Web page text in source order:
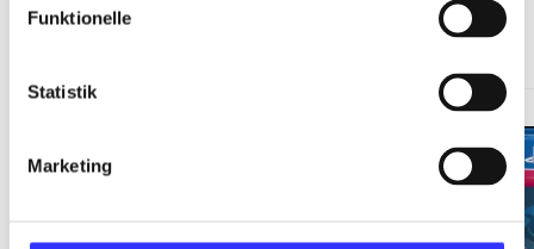
Funktionelle
Statistik
Marketing